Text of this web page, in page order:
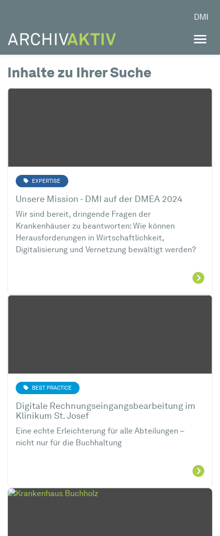
DMI
Inhalte zu Ihrer Suche
EXPERTISE
Unsere Mission - DMI auf der DMEA 2024
Wir sind bereit, dringende Fragen der
Krankenhäuser zu beantworten: Wie können
Herausforderungen in Wirtschaftlichkeit,
Digitalisierung und Vernetzung bewältigt werden?
BEST PRACTICE
Digitale Rechnungseingangsbearbeitung im
Klinikum St. Josef
Eine echte Erleichterung für alle Abteilungen –
nicht nur für die Buchhaltung